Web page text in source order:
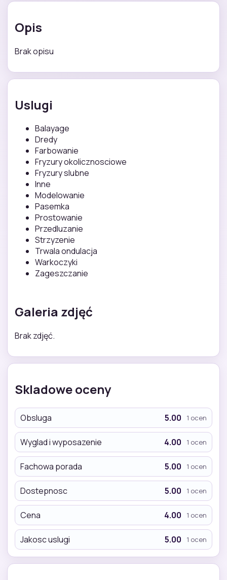
Opis
Brak opisu
Uslugi
Balayage
Dredy
Farbowanie
Fryzury okolicznosciowe
Fryzury slubne
Inne
Modelowanie
Pasemka
Prostowanie
Przedluzanie
Strzyzenie
Trwala ondulacja
Warkoczyki
Zageszczanie
Galeria zdjęć
Brak zdjęć.
Skladowe oceny
Obsluga 5.00 1 ocen
Wyglad i wyposazenie 4.00 1 ocen
Fachowa porada 5.00 1 ocen
Dostepnosc 5.00 1 ocen
Cena 4.00 1 ocen
Jakosc uslugi 5.00 1 ocen